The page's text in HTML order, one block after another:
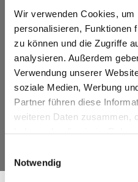
Wir verwenden Cookies, um
personalisieren, Funktionen
zu können und die Zugriffe
analysieren. Außerdem
Verwendung unserer
soziale Medien, Werbung
Partner führen diese
weiteren Daten zusammen,
Notwendig
Piano Concerts